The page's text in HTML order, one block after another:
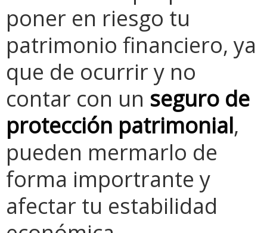
poner en riesgo tu
patrimonio financiero, ya
que de ocurrir y no
contar con un seguro de
protección patrimonial,
pueden mermarlo de
forma importrante y
afectar tu estabilidad